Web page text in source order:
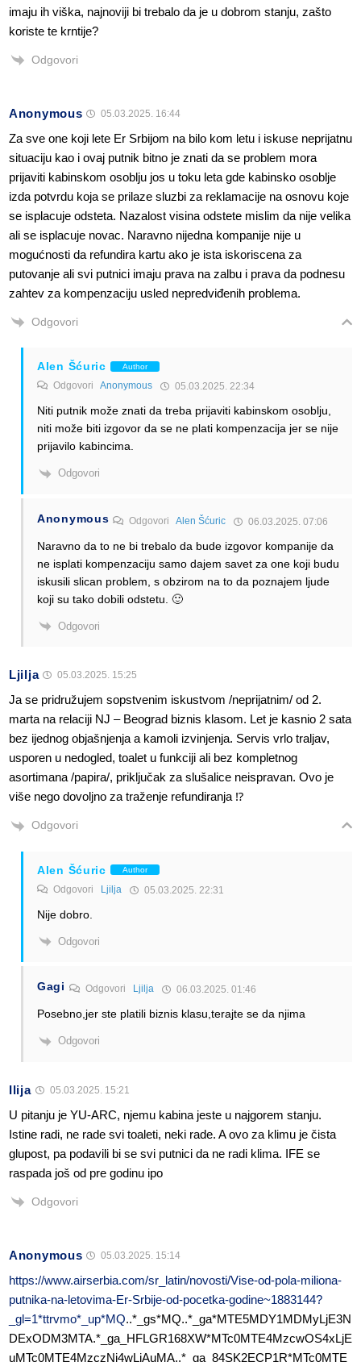
imaju ih viška, najnoviji bi trebalo da je u dobrom stanju, zašto
koriste te krntije?
Odgovori
Anonymous 05.03.2025. 16:44
Za sve one koji lete Er Srbijom na bilo kom letu i iskuse neprijatnu
situaciju kao i ovaj putnik bitno je znati da se problem mora
prijaviti kabinskom osoblju jos u toku leta gde kabinsko osoblje
izda potvrdu koja se prilaze sluzbi za reklamacije na osnovu koje
se isplacuje odsteta. Nazalost visina odstete mislim da nije velika
ali se isplacuje novac. Naravno nijedna kompanije nije u
mogućnosti da refundira kartu ako je ista iskoriscena za
putovanje ali svi putnici imaju prava na zalbu i prava da podnesu
zahtev za kompenzaciju usled nepredviđenih problema.
Odgovori
Alen Šćuric Author
Odgovori Anonymous 05.03.2025. 22:34
Niti putnik može znati da treba prijaviti kabinskom osoblju,
niti može biti izgovor da se ne plati kompenzacija jer se nije
prijavilo kabincima.
Odgovori
Anonymous OdgovoriAlen Šćuric 06.03.2025. 07:06
Naravno da to ne bi trebalo da bude izgovor kompanije da
ne isplati kompenzaciju samo dajem savet za one koji budu
iskusili slican problem, s obzirom na to da poznajem ljude
koji su tako dobili odstetu. 🙂
Odgovori
Ljilja 05.03.2025. 15:25
Ja se pridružujem sopstvenim iskustvom /neprijatnim/ od 2.
marta na relaciji NJ – Beograd biznis klasom. Let je kasnio 2 sata
bez ijednog objašnjenja a kamoli izvinjenja. Servis vrlo traljav,
usporen u nedogled, toalet u funkciji ali bez kompletnog
asortimana /papira/, priključak za slušalice neispravan. Ovo je
više nego dovoljno za traženje refundiranja ⁉️
Odgovori
Alen Šćuric Author
Odgovori Ljilja 05.03.2025. 22:31
Nije dobro.
Odgovori
Gagi Odgovori Ljilja 06.03.2025. 01:46
Posebno,jer ste platili biznis klasu,terajte se da njima
Odgovori
Ilija 05.03.2025. 15:21
U pitanju je YU-ARC, njemu kabina jeste u najgorem stanju.
Istine radi, ne rade svi toaleti, neki rade. A ovo za klimu je čista
glupost, pa podavili bi se svi putnici da ne radi klima. IFE se
raspada još od pre godinu ipo
Odgovori
Anonymous 05.03.2025. 15:14
https://www.airserbia.com/sr_latin/novosti/Vise-od-pola-miliona-
putnika-na-letovima-Er-Srbije-od-pocetka-godine~1883144?
_gl=1*ttrvmo*_up*MQ..*_gs*MQ..*_ga*MTE5MDY1MDMyLjE3N
DExODM3MTA.*_ga_HFLGR168XW*MTc0MTE4MzcwOS4xLjE
uMTc0MTE4MzczNi4wLjAuMA..*_ga_84SK2ECP1R*MTc0MTE